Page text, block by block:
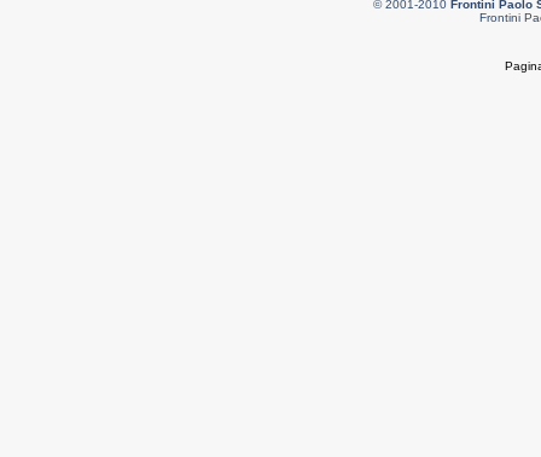
© 2001-2010 Frontini Paolo
Frontini